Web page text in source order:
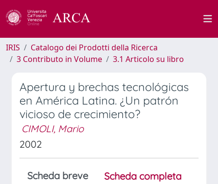
IRIS
Catalogo dei Prodotti della Ricerca
3 Contributo in Volume
3.1 Articolo su libro
Apertura y brechas tecnológicas
en América Latina. ¿Un patrón
vicioso de crecimiento?
CIMOLI, Mario
2002
Scheda breve
Scheda completa